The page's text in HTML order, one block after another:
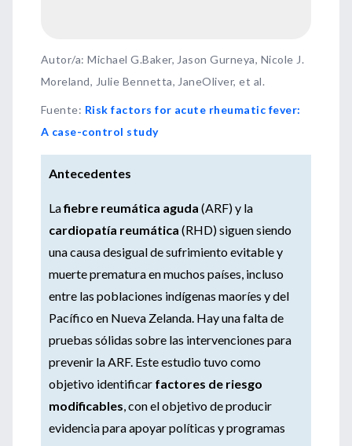
Autor/a: Michael G.Baker, Jason Gurneya, Nicole J.
Moreland, Julie Bennetta, JaneOliver, et al.
Fuente: Risk factors for acute rheumatic fever:
A case-control study
Antecedentes
Lafiebre reumática aguda (ARF) y la
cardiopatía reumática (RHD) siguen siendo
una causa desigual de sufrimiento evitable y
muerte prematura en muchos países, incluso
entre las poblaciones indígenas maoríes y del
Pacífico en Nueva Zelanda. Hay una falta de
pruebas sólidas sobre las intervenciones para
prevenir la ARF. Este estudio tuvo como
objetivo identificar factores de riesgo
modificables, con el objetivo de producir
evidencia para apoyar políticas y programas